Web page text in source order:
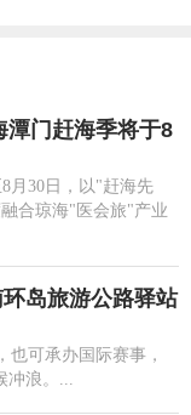
潭门赶海季将于8
月30日，以"赶海先
合琼海"医会旅"产业
岛旅游公路驿站
也可承办国际赛事，
浪。...